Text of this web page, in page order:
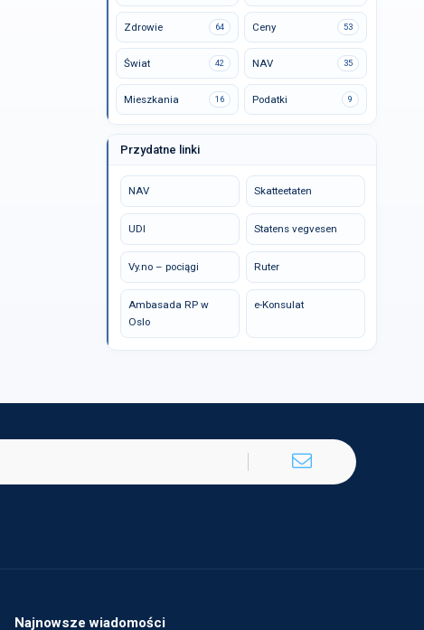
Zdrowie 64 Ceny 53
Świat 42 NAV 35
Mieszkania 16 Podatki 9
Przydatne linki
NAV Skatteetaten
UDI Statens vegvesen
Vy.no – pociągi Ruter
Ambasada RP w
Oslo
e-Konsulat
Najnowsze wiadomości